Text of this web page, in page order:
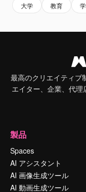
大学 教育
最高のクリエイティブ
エイター、企業、代
製品
Spaces
AI アシスタント
AI 画像生成ツール
AI 動画生成ツール